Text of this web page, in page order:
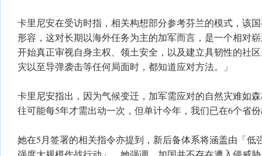
卡里尼安在受访时指，相关构想部分参考芬兰的模式，该
形容，这对长期以海外任务为主的加军而言，是一个相对
开始真正审视自身主权、领土安全，以及建立具韧性的社
灾以至导弹袭击等任何局面时，都知道应对方法。」
卡里尼安指出，因为气候变迁，加军需应对的自然灾难如
往可能每5年才需出动一次，但单计今年，我们已在6个省
她在5月签署的相关指令亦提到，新后备体系将涵盖由「低